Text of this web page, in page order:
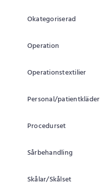
Okategoriserad
Operation
Operationstextilier
Personal/patientkläder
Procedurset
Sårbehandling
Skålar/Skålset